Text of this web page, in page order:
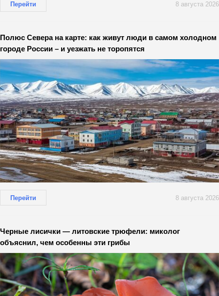
Перейти 8 августа 2026
Полюс Севера на карте: как живут люди в самом холодном
городе России – и уезжать не торопятся
Перейти 8 августа 2026
Черные лисички — литовские трюфели: миколог
объяснил, чем особенны эти грибы